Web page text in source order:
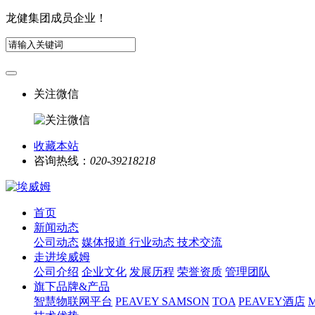
龙健集团成员企业！
关注微信
收藏本站
咨询热线： 020-39218218
首页
新闻动态
公司动态 媒体报道 行业动态 技术交流
走进埃威姆
公司介绍 企业文化 发展历程 荣誉资质 管理团队
旗下品牌&产品
智慧物联网平台 PEAVEY SAMSON TOA PEAVEY酒店